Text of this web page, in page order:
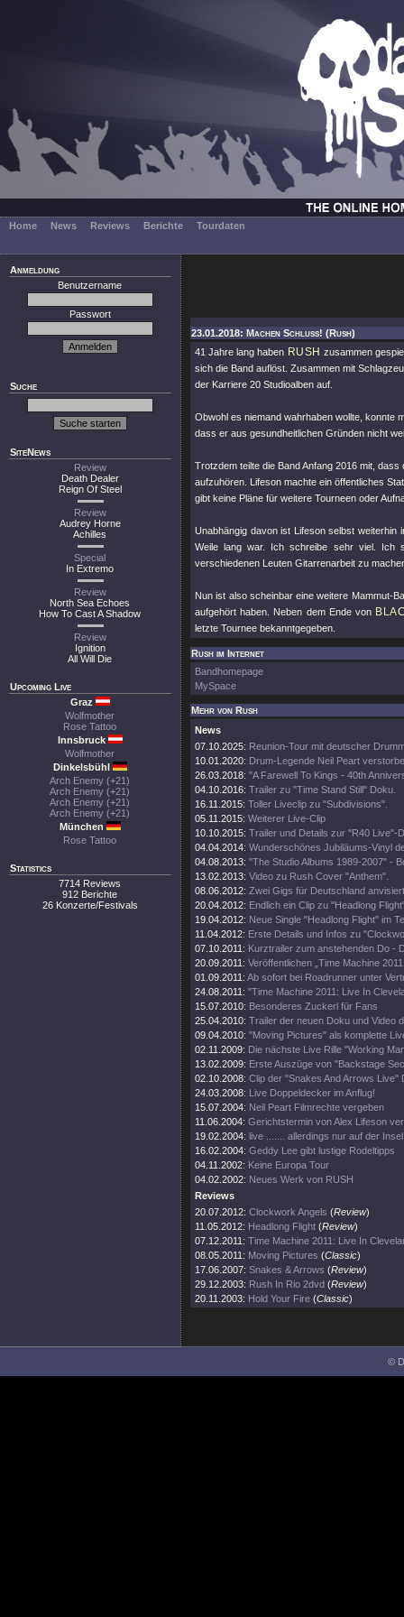
Home News Reviews Berichte Tourdaten
Anmeldung
Benutzername
Passwort
Suche
SiteNews
Review
Death Dealer
Reign Of Steel
Review
Audrey Horne
Achilles
Special
In Extremo
Review
North Sea Echoes
How To Cast A Shadow
Review
Ignition
All Will Die
Upcoming Live
Graz
Wolfmother
Rose Tattoo
Innsbruck
Wolfmother
Dinkelsbühl
Arch Enemy (+21)
Arch Enemy (+21)
Arch Enemy (+21)
Arch Enemy (+21)
München
Rose Tattoo
Statistics
7714 Reviews
912 Berichte
26 Konzerte/Festivals
23.01.2018: Machen Schluss! (Rush)
41 Jahre lang haben RUSH zusammen
sich die Band auflöst. Zusammen mit
der Karriere 20 Studioalben auf.
Obwohl es niemand wahrhaben wollte, konnte
dass er aus gesundheitlichen Gründen nicht
Trotzdem teilte die Band Anfang 2016 mit,
aufzuhören. Lifeson machte ein öffentliches
gibt keine Pläne für weitere Tourneen oder
Unabhängig davon ist Lifeson selbst
Weile lang war. Ich schreibe sehr viel. Ich
verschiedenen Leuten Gitarrenarbeit zu
Nun ist also scheinbar eine weitere Mammut-
aufgehört haben. Neben dem Ende von
letzte Tournee bekanntgegeben.
Rush im Internet
Bandhomepage
MySpace
Mehr von Rush
News
07.10.2025: Reunion-Tour mit deutscher
10.01.2020: Drum-Legende Neil Peart
26.03.2018: "A Farewell To Kings - 40th
04.10.2016: Trailer zu "Time Stand Still" Doku.
16.11.2015: Toller Liveclip zu "Subdivisions".
05.11.2015: Weiterer Live-Clip
10.10.2015: Trailer und Details zur "R40 Live"-
04.04.2014: Wunderschönes Jubiläums-Vinyl
04.08.2013: "The Studio Albums 1989-2007" -
13.02.2013: Video zu Rush Cover "Anthem".
08.06.2012: Zwei Gigs für Deutschland anvisiert
20.04.2012: Endlich ein Clip zu "Headlong
19.04.2012: Neue Single "Headlong Flight" im
11.04.2012: Erste Details und Infos zu
07.10.2011: Kurztrailer zum anstehenden Do -
20.09.2011: Veröffentlichen „Time Machine
01.09.2011: Ab sofort bei Roadrunner unter
24.08.2011: "Time Machine 2011: Live In
15.07.2010: Besonderes Zuckerl für Fans
25.04.2010: Trailer der neuen Doku und Video
09.04.2010: "Moving Pictures" als komplette
02.11.2009: Die nächste Live Rille "Working
13.02.2009: Erste Auszüge von "Backstage
02.10.2008: Clip der "Snakes And Arrows Live"
24.03.2008: Live Doppeldecker im Anflug!
15.07.2004: Neil Peart Filmrechte vergeben
11.06.2004: Gerichtstermin von Alex Lifeson
19.02.2004: live ....... allerdings nur auf der Insel
16.02.2004: Geddy Lee gibt lustige Rodeltipps
04.11.2002: Keine Europa Tour
04.02.2002: Neues Werk von RUSH
Reviews
20.07.2012: Clockwork Angels (Review)
11.05.2012: Headlong Flight (Review)
07.12.2011: Time Machine 2011: Live In
08.05.2011: Moving Pictures (Classic)
17.06.2007: Snakes & Arrows (Review)
29.12.2003: Rush In Rio 2dvd (Review)
20.11.2003: Hold Your Fire (Classic)
©